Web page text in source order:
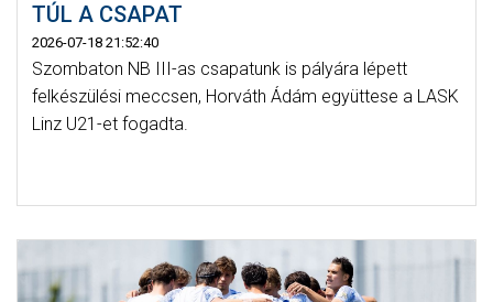
TÚL A CSAPAT
2026-07-18 21:52:40
Szombaton NB III-as csapatunk is pályára lépett
felkészülési meccsen, Horváth Ádám együttese a LASK
Linz U21-et fogadta.